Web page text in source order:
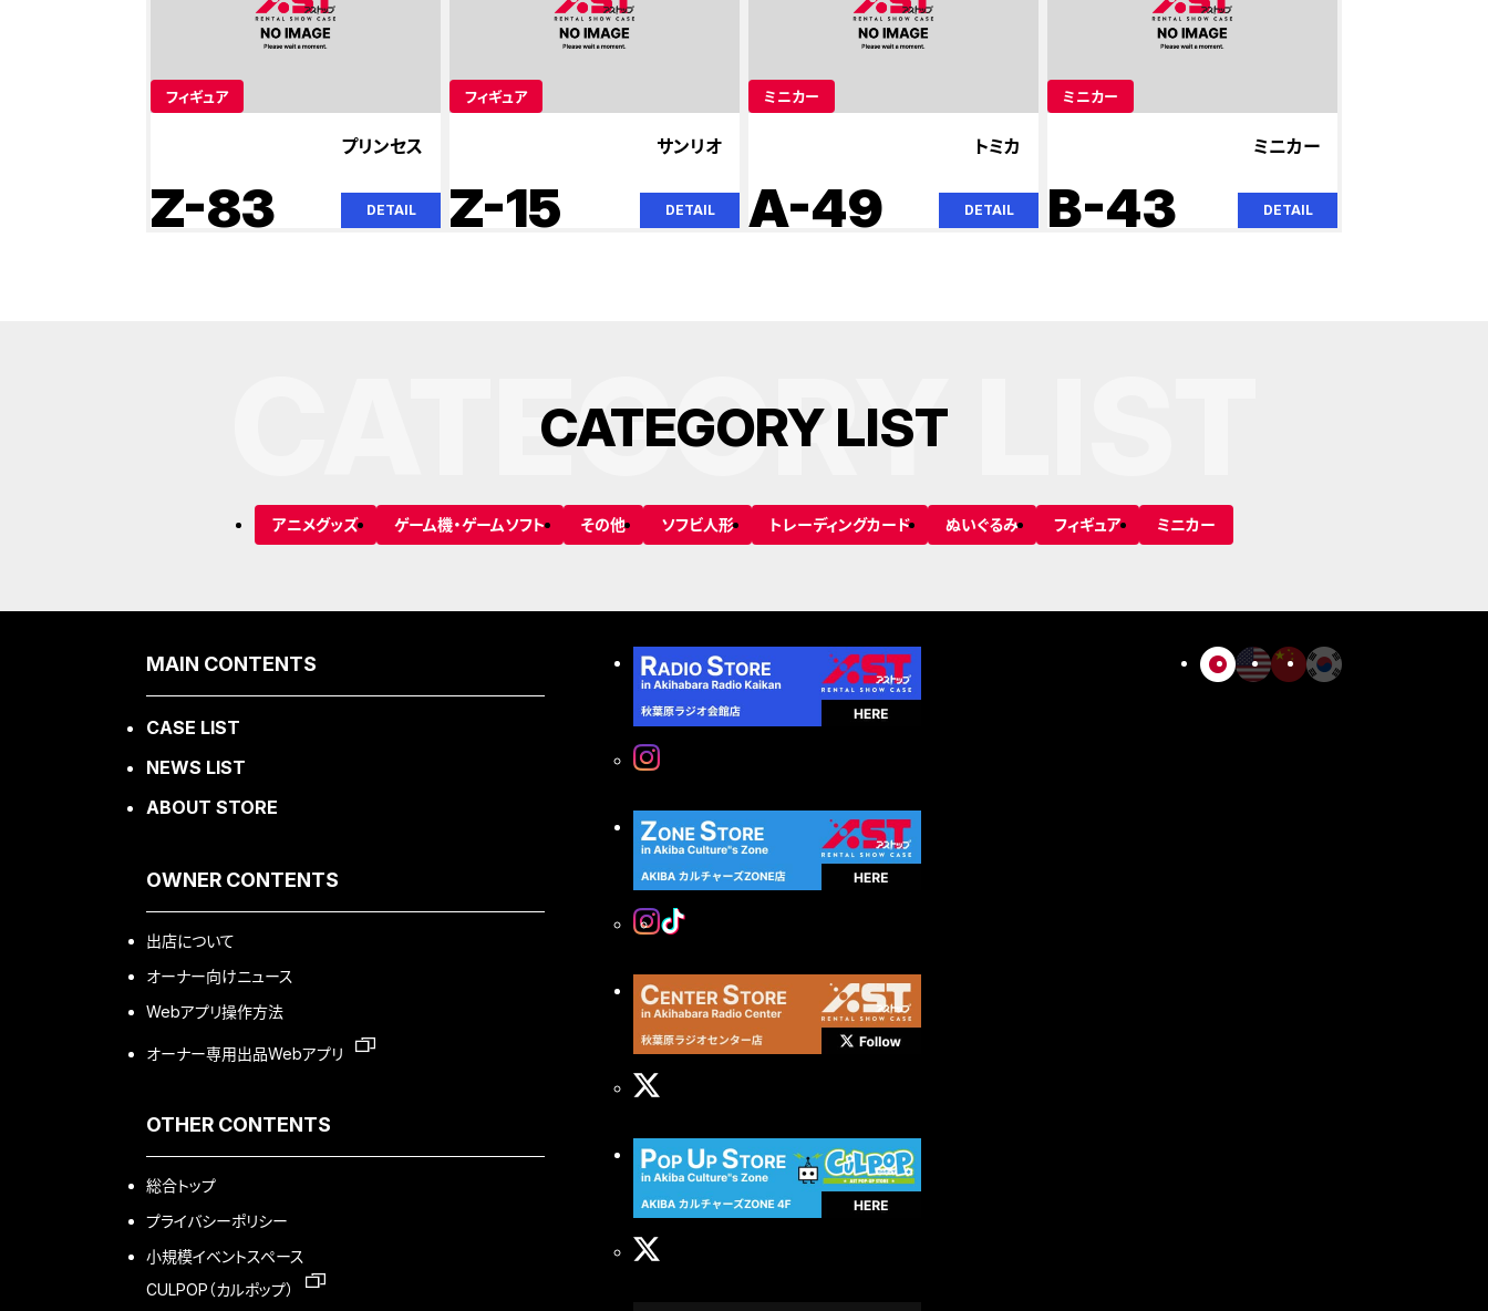
フィギュア
プリンセス
Z-83 DETAIL
フィギュア
サンリオ
Z-15 DETAIL
ミニカー
トミカ
A-49 DETAIL
ミニカー
ミニカー
B-43 DETAIL
CATEGORY LIST
CATEGORY LIST
アニメグッズ ゲーム機・ゲームソフト その他 ソフビ人形 トレーディングカード ぬいぐるみ フィギュア ミニカー
MAIN CONTENTS
CASE LIST
NEWS LIST
ABOUT STORE
OWNER CONTENTS
出店について
オーナー向けニュース
Webアプリ操作方法
オーナー専用出品Webアプリ
OTHER CONTENTS
総合トップ
プライバシーポリシー
小規模イベントスペース
CULPOP（カルポップ）